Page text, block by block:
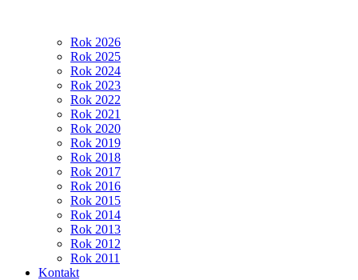
Rok 2026
Rok 2025
Rok 2024
Rok 2023
Rok 2022
Rok 2021
Rok 2020
Rok 2019
Rok 2018
Rok 2017
Rok 2016
Rok 2015
Rok 2014
Rok 2013
Rok 2012
Rok 2011
Kontakt